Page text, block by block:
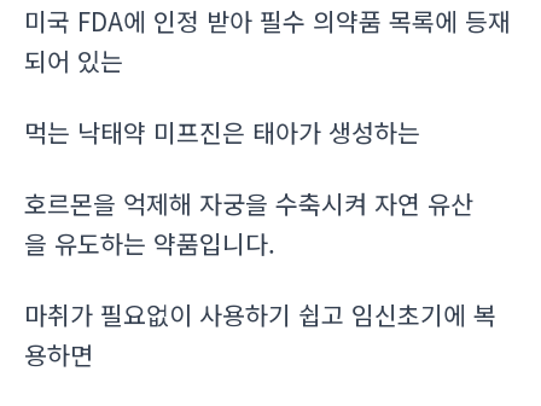
미국 FDA에 인정 받아 필수 의약품 목록에 등재
되어 있는
먹는 낙태약 미프진은 태아가 생성하는
호르몬을 억제해 자궁을 수축시켜 자연 유산
을 유도하는 약품입니다.
마취가 필요없이 사용하기 쉽고 임신초기에 복
용하면